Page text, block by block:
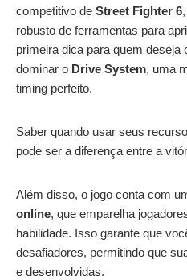
competitivo de Street Fighter 6
robusto de ferramentas para
primeira dica para quem deseja
dominar o Drive System, uma
timing perfeito.
Saber quando usar seus
pode ser a diferença entre a
Além disso, o jogo conta com
online, que emparelha
habilidade. Isso garante que
desafiadores, permitindo que
e desenvolvidas.